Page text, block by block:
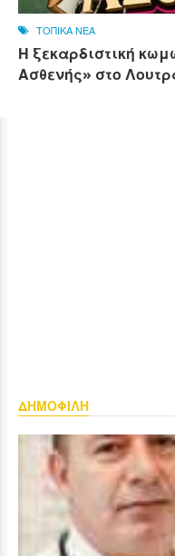
ΤΟΠΙΚΑ ΝΕΑ
Η ξεκαρδιστική
Ασθενής» στο
ΔΗΜΟΦΙΛΗ